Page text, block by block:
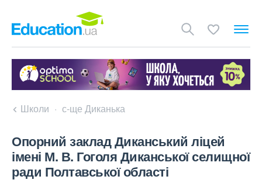
Школи с-ще Диканька
Опорний заклад Диканський ліцей
імені М. В. Гоголя Диканської селищної
ради Полтавської області